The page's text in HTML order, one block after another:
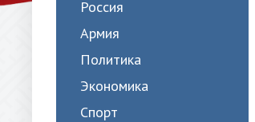
Россия
Армия
Политика
Экономика
Спорт